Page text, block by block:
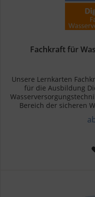
Fachkraft für
Unsere Lernkarten
für die Ausbildung
Bereich der sicheren